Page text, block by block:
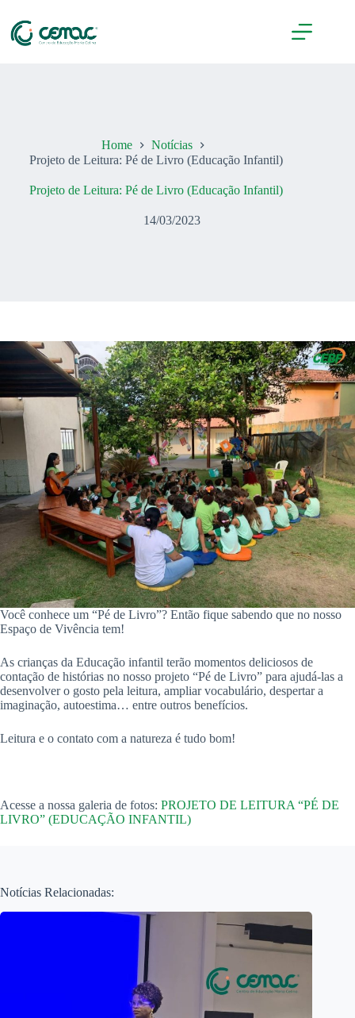
para
conteúdo
Home
Notícias
Projeto de Leitura: Pé de Livro (Educação Infantil)
Projeto de Leitura: Pé de Livro (Educação Infantil)
14/03/2023
Você conhece um “Pé de Livro”? Então fique sabendo que no nosso
Espaço de Vivência tem!
As crianças da Educação infantil terão momentos deliciosos de
contação de histórias no nosso projeto “Pé de Livro” para ajudá-las a
desenvolver o gosto pela leitura, ampliar vocabulário, despertar a
imaginação, autoestima… entre outros benefícios.
Leitura e o contato com a natureza é tudo bom!
Acesse a nossa galeria de fotos: PROJETO DE LEITURA “PÉ DE
LIVRO” (EDUCAÇÃO INFANTIL)
Notícias Relacionadas: